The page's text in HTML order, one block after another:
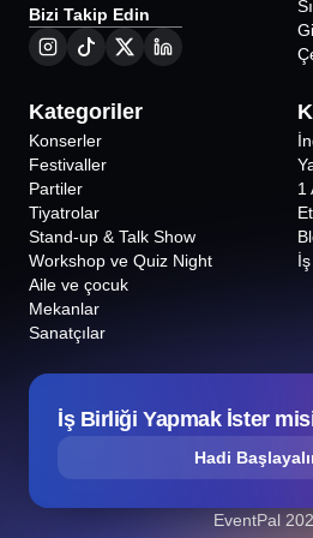
Bizi Takip Edin
Kategoriler
Konserler
Festivaller
Partiler
Tiyatrolar
Stand-up & Talk Show
Workshop ve Quiz Night
Aile ve çocuk
Mekanlar
Sanatçılar
1
İş Birliği Yapmak İster
Hadi
EventPal